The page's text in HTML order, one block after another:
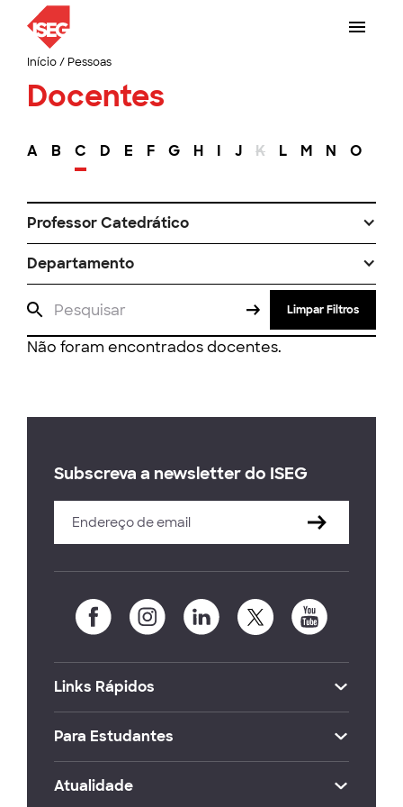
Início/ Pessoas
Docentes
A B C D E F G H I J K L M N O
Professor Catedrático
Departamento
Limpar Filtros
Não foram encontrados docentes.
Subscreva a newsletter do ISEG
Links Rápidos
Para Estudantes
Atualidade